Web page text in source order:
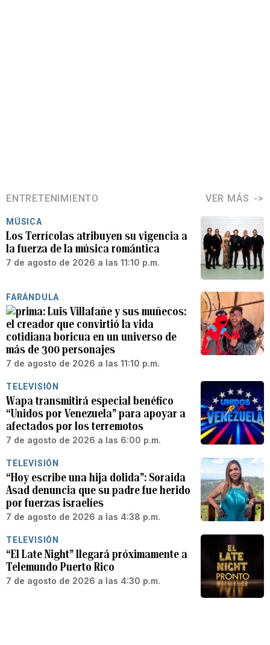
ENTRETENIMIENTO VER MÁS
MÚSICA
Los Terrícolas atribuyen su vigencia a
la fuerza de la música romántica
7 de agosto de 2026 a las 11:10 p.m.
FARÁNDULA
Luis Villafañe y sus muñecos:
el creador que convirtió la vida
cotidiana boricua en un universo de
más de 300 personajes
7 de agosto de 2026 a las 11:10 p.m.
TELEVISIÓN
Wapa transmitirá especial benéfico
“Unidos por Venezuela” para apoyar a
afectados por los terremotos
7 de agosto de 2026 a las 6:00 p.m.
TELEVISIÓN
“Hoy escribe una hija dolida”: Soraida
Asad denuncia que su padre fue herido
por fuerzas israelíes
7 de agosto de 2026 a las 4:38 p.m.
TELEVISIÓN
“El Late Night” llegará próximamente a
Telemundo Puerto Rico
7 de agosto de 2026 a las 4:30 p.m.